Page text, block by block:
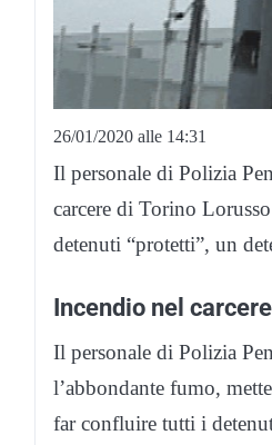
26/01/2020 alle 14:31
Il personale di Polizia
carcere di Torino
detenuti “protetti”, un
Incendio nel carcere
Il personale di Polizia
l’abbondante fumo,
far confluire tutti i